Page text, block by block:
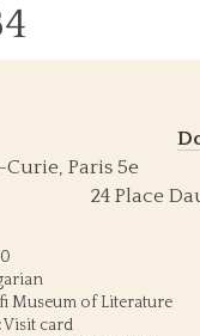
Curie, Paris 5e
24 Place
Museum of Literature
Visit card